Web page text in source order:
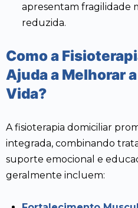
apresentam fragilidade
reduzida.
Como a
Ajuda a Melhorar
Vida?
A fisioterapia domiciliar
integrada, combinando
suporte emocional e
geralmente incluem: